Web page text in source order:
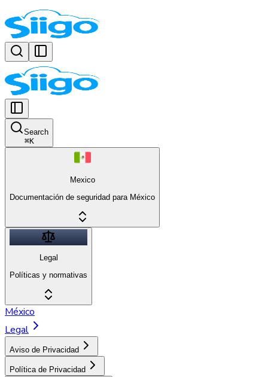
Search
⌘K
Mexico
Documentación de seguridad para México
Legal
Políticas y normativas
México
Legal
Aviso de Privacidad
Política de Privacidad